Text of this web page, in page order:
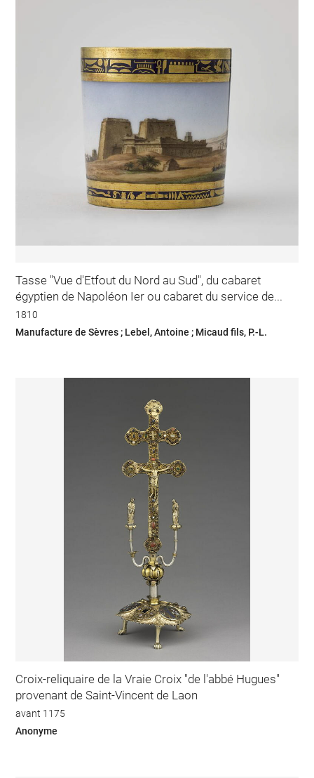
Tasse "Vue d'Etfout du Nord au Sud", du cabaret
égyptien de Napoléon Ier ou cabaret du service de...
1810
Manufacture de Sèvres ; Lebel, Antoine ; Micaud fils, P.-L.
Croix-reliquaire de la Vraie Croix "de l'abbé Hugues"
provenant de Saint-Vincent de Laon
avant 1175
Anonyme